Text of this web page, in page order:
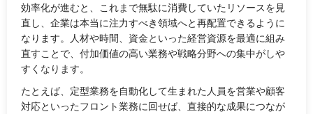
効率化が進むと、これまで無駄に消費していたリソースを見
直し、企業は本当に注力すべき領域へと再配置できるように
なります。人材や時間、資金といった経営資源を最適に組み
直すことで、付加価値の高い業務や戦略分野への集中がしや
すくなります。
たとえば、定型業務を自動化して生まれた人員を営業や顧客
対応といったフロント業務に回せば、直接的な成果につなが